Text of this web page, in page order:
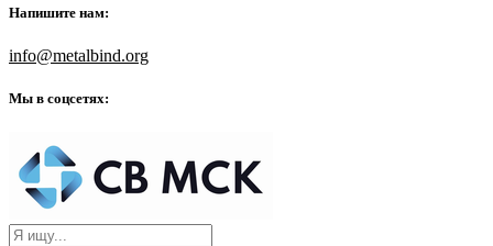
Напишите нам:
info@metalbind.org
Мы в соцсетях: